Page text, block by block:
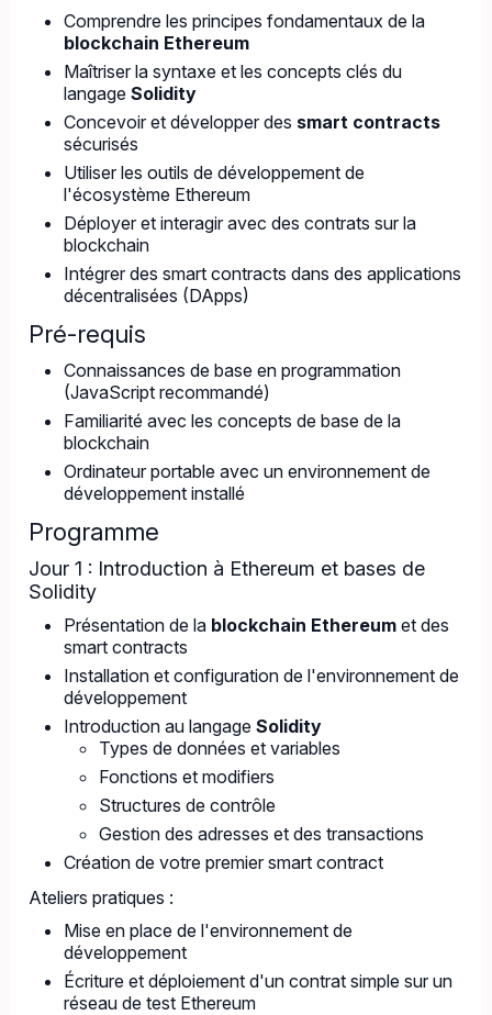
Comprendre les principes fondamentaux de la
blockchain Ethereum
Maîtriser la syntaxe et les concepts clés du
langage Solidity
Concevoir et développer des smart contracts
sécurisés
Utiliser les outils de développement de
l'écosystème Ethereum
Déployer et interagir avec des contrats sur la
blockchain
Intégrer des smart contracts dans des applications
décentralisées (DApps)
Pré-requis
Connaissances de base en programmation
(JavaScript recommandé)
Familiarité avec les concepts de base de la
blockchain
Ordinateur portable avec un environnement de
développement installé
Programme
Jour 1 : Introduction à Ethereum et bases de
Solidity
Présentation de la blockchain Ethereum et des
smart contracts
Installation et configuration de l'environnement de
développement
Introduction au langage Solidity
Types de données et variables
Fonctions et modifiers
Structures de contrôle
Gestion des adresses et des transactions
Création de votre premier smart contract
Ateliers pratiques :
Mise en place de l'environnement de
développement
Écriture et déploiement d'un contrat simple sur un
réseau de test Ethereum